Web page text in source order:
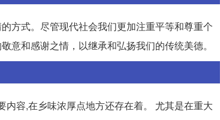
方式。尽管现代社会我们更加注重平等和尊重个
意和感谢之情，以继承和弘扬我们的传统美德。
容,在乡味浓厚点地方还存在着。 尤其是在重大